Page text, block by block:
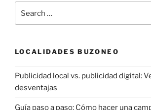
for:
LOCALIDADES BUZONEO
Publicidad local vs. publicidad digital:
desventajas
Guía paso a paso: Cómo hacer una